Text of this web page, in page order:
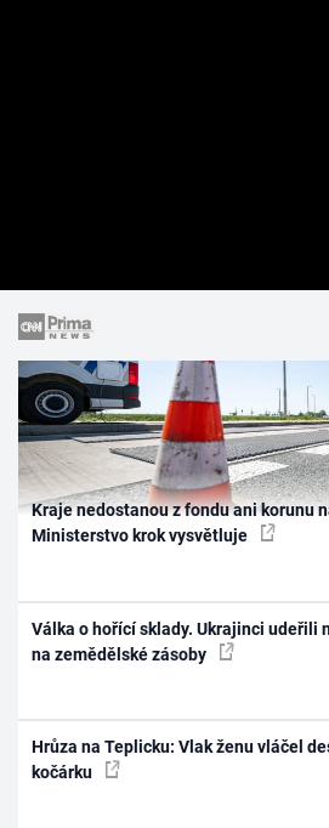
Kraje nedostanou z fondu ani korunu
Ministerstvo krok vysvětluje
Válka o hořící sklady. Ukrajinci udeřili
na zemědělské zásoby
Hrůza na Teplicku: Vlak ženu vláčel
kočárku